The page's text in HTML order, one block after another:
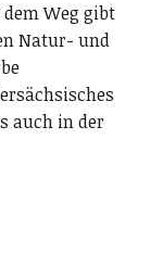
Weg gibt
Natur- und
auch in der